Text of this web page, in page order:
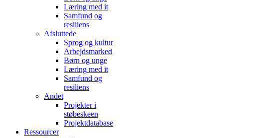
Læring med it
Samfund og
resiliens
Afsluttede
Sprog og kultur
Arbejdsmarked
Børn og unge
Læring med it
Samfund og
resiliens
Andet
Projekter i
støbeskeen
Projektdatabase
Ressourcer